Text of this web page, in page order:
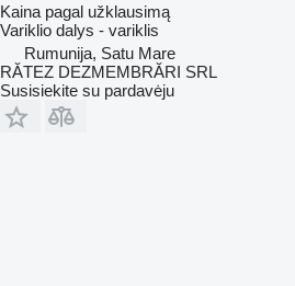
Kaina pagal užklausimą
Variklio dalys - variklis
Rumunija, Satu Mare
RĂTEZ DEZMEMBRĂRI SRL
Susisiekite su pardavėju